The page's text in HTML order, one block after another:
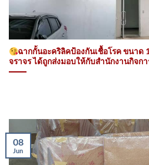
ฉากกั้นอะคริลิคป้องกันเชื้อโรค ขนาด
จราจร ได้ถูกส่งมอบให้กับสํานักงานกิจก
08
Jun